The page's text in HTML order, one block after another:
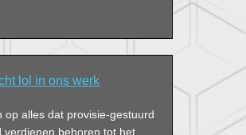
lol in ons werk
op alles dat provisie-gestuurd
verdienen behoren tot het